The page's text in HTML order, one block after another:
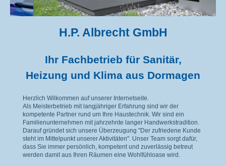
H.P. Albrecht GmbH
Ihr Fachbetrieb für Sanitär,
Heizung und Klima aus Dormagen
Herzlich Wilkommen auf unserer Internetseite.
Als Meisterbetrieb mit langjähriger Erfahrung sind wir der
kompetente Partner rund um Ihre Haustechnik. Wir sind ein
Familienunternehmen mit jahrzehnte langer Handwerkstradition.
Darauf gründet sich unsere Überzeugung "Der zufriedene Kunde
steht im Mittelpunkt unserer Aktivitäten". Unser Team sorgt dafür,
dass Sie immer persönlich, kompetent und zuverlässig betreut
werden damit aus Ihren Räumen eine Wohlfühloase wird.